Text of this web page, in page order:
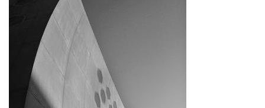
Les Saisons Baroques du Jura 2025
Journée nationale de la Résistance
Dernier coup de pédale pour la Cyclosportive
Cyclosportive de La Vache qui rit : édition 2025